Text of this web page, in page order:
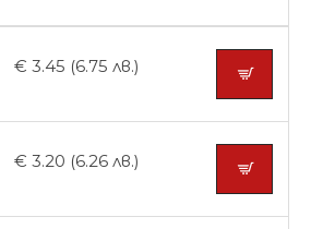
€ 3.45 (6.75 лв.)
€ 3.20 (6.26 лв.)